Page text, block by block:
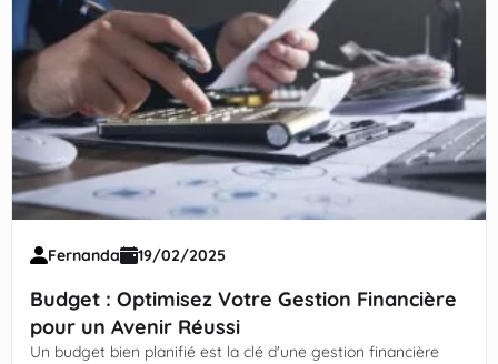
Fernanda 19/02/2025
Budget : Optimisez Votre Gestion Financière
pour un Avenir Réussi
Un budget bien planifié est la clé d'une gestion financière